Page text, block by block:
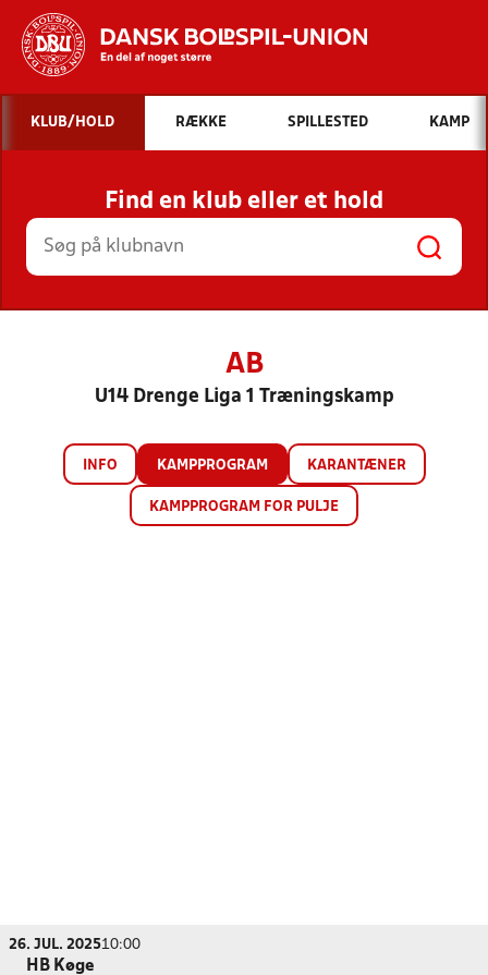
Hvad vil du søge efter?
INDHOLD OG NYHEDER
STILLINGER, RESULTATER, KLUBBER OG
HOLD
KLUB/HOLD RÆKKE SPILLESTED KAMP
Find en klub eller et hold
AB
U14 Drenge Liga 1 Træningskamp
INFO KAMPPROGRAM KARANTÆNER
KAMPPROGRAM FOR PULJE
26. JUL. 202510:00
HB Køge